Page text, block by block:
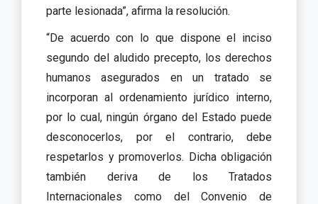
parte lesionada”, afirma la resolución.
“De acuerdo con lo que dispone el inciso
segundo del aludido precepto, los derechos
humanos asegurados en un tratado se
incorporan al ordenamiento jurídico interno,
por lo cual, ningún órgano del Estado puede
desconocerlos, por el contrario, debe
respetarlos y promoverlos. Dicha obligación
también deriva de los Tratados
Internacionales como del Convenio de